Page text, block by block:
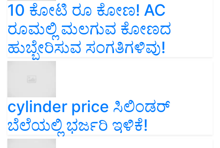
10 ಕೋಟಿ ರೂ ಕೋಣ! AC
ರೂಮಲ್ಲಿ ಮಲಗುವ ಕೋಣದ
ಹುಬ್ಬೇರಿಸುವ ಸಂಗತಿಗಳಿವು!
cylinder price ಸಿಲಿಂಡರ್‌
ಬೆಲೆಯಲ್ಲಿ ಭರ್ಜರಿ ಇಳಿಕೆ!